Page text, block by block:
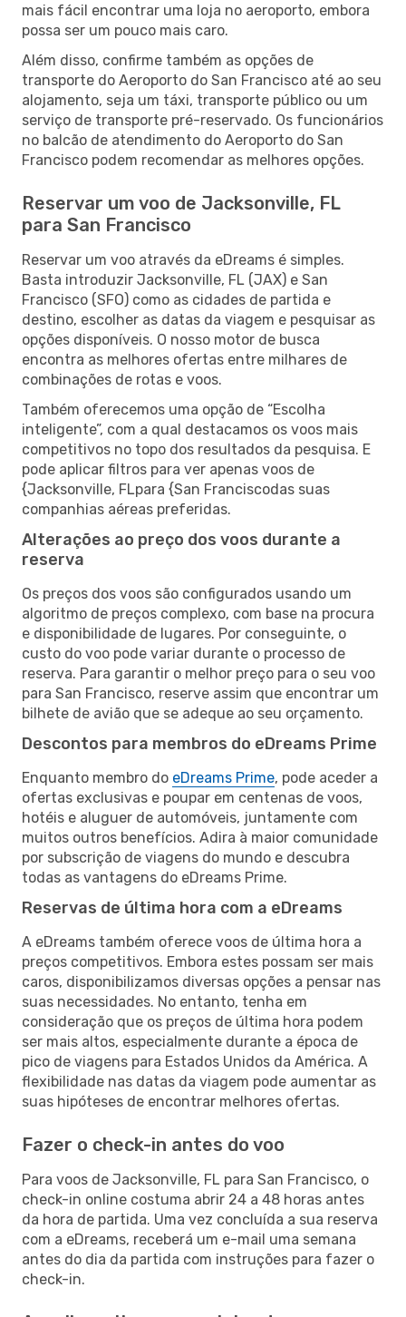
mais fácil encontrar uma loja no aeroporto, embora
possa ser um pouco mais caro.
Além disso, confirme também as opções de
transporte do Aeroporto do San Francisco até ao seu
alojamento, seja um táxi, transporte público ou um
serviço de transporte pré-reservado. Os funcionários
no balcão de atendimento do Aeroporto do San
Francisco podem recomendar as melhores opções.
Reservar um voo de Jacksonville, FL
para San Francisco
Reservar um voo através da eDreams é simples.
Basta introduzir Jacksonville, FL (JAX) e San
Francisco (SFO) como as cidades de partida e
destino, escolher as datas da viagem e pesquisar as
opções disponíveis. O nosso motor de busca
encontra as melhores ofertas entre milhares de
combinações de rotas e voos.
Também oferecemos uma opção de “Escolha
inteligente”, com a qual destacamos os voos mais
competitivos no topo dos resultados da pesquisa. E
pode aplicar filtros para ver apenas voos de
{Jacksonville, FLpara {San Franciscodas suas
companhias aéreas preferidas.
Alterações ao preço dos voos durante a
reserva
Os preços dos voos são configurados usando um
algoritmo de preços complexo, com base na procura
e disponibilidade de lugares. Por conseguinte, o
custo do voo pode variar durante o processo de
reserva. Para garantir o melhor preço para o seu voo
para San Francisco, reserve assim que encontrar um
bilhete de avião que se adeque ao seu orçamento.
Descontos para membros do eDreams Prime
Enquanto membro do eDreams Prime, pode aceder a
ofertas exclusivas e poupar em centenas de voos,
hotéis e aluguer de automóveis, juntamente com
muitos outros benefícios. Adira à maior comunidade
por subscrição de viagens do mundo e descubra
todas as vantagens do eDreams Prime.
Reservas de última hora com a eDreams
A eDreams também oferece voos de última hora a
preços competitivos. Embora estes possam ser mais
caros, disponibilizamos diversas opções a pensar nas
suas necessidades. No entanto, tenha em
consideração que os preços de última hora podem
ser mais altos, especialmente durante a época de
pico de viagens para Estados Unidos da América. A
flexibilidade nas datas da viagem pode aumentar as
suas hipóteses de encontrar melhores ofertas.
Fazer o check-in antes do voo
Para voos de Jacksonville, FL para San Francisco, o
check-in online costuma abrir 24 a 48 horas antes
da hora de partida. Uma vez concluída a sua reserva
com a eDreams, receberá um e-mail uma semana
antes do dia da partida com instruções para fazer o
check-in.